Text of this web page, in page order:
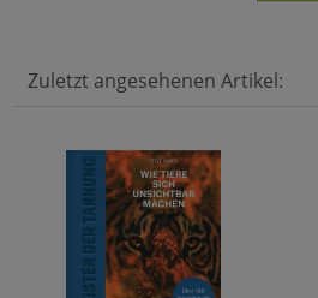
Zuletzt angesehenen Artikel: